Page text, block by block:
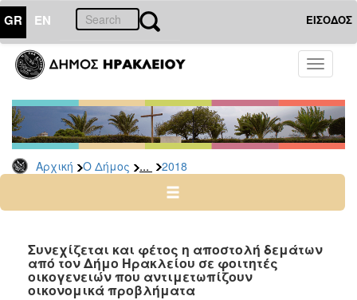
GR EN ΕΙΣΟΔΟΣ
Toggle
Αρχική Ο Δήμος ... 2018
ΔΗΜΟΣ
Δελτία
Τύπου
Αρχείο
2026
2024
2022
2021
Συνεχίζεται και φέτος η αποστολή δεμάτων
από τον Δήμο Ηρακλείου σε φοιτητές
οικογενειών που αντιμετωπίζουν
οικονομικά προβλήματα